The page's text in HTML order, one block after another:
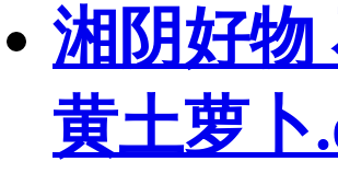
湘阴好物
黄土萝卜